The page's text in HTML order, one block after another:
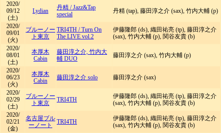
2020/
09/12
(土)
Lydian 丹精 /Jazz&Tap
special
丹精 (tap), 藤田淳之介 (sax), 竹内大輔 (p)
2020/
09/01
(火)
ブルーノー
ト東京
TRI4TH /Turn On
The LIVE vol.2
伊藤隆郎 (ds), 織田祐亮 (tp), 藤田淳之介
(sax), 竹内大輔 (p), 関谷友貴 (b)
2020/
08/01
(土)
本厚木
Cabin
藤田淳之介, 竹内大
輔 DUO
藤田淳之介 (sax), 竹内大輔 (p)
2020/
06/23
(火)
本厚木
Cabin
藤田淳之介 solo 藤田淳之介 (sax)
2020/
02/29
(土)
ブルーノー
ト東京
TRI4TH
伊藤隆郎 (ds), 織田祐亮 (tp), 藤田淳之介
(sax), 竹内大輔 (p), 関谷友貴 (b)
2020/
02/21
(金)
名古屋ブル
ーノート
TRI4TH
伊藤隆郎 (ds), 織田祐亮 (tp), 藤田淳之介
(sax), 竹内大輔 (p), 関谷友貴 (b)